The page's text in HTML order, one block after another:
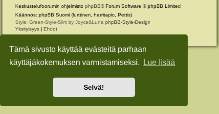
Tämä sivusto käyttää evästeitä parhaan
käyttäjäkokemuksen varmistamiseksi.
Lue lisää
Selvä!
Keskustelufoorumin ohjelmisto phpBB® Forum Software © phpBB Limited
Käännös: phpBB Suomi (lurttinen, harritapio, Pettis)
Style: Green-Style-Slim by Joyce&Luna phpBB-Style-Design
Yksityisyys | Ehdot